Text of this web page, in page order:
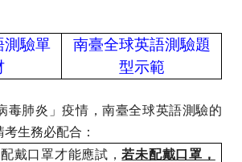
測驗單
南臺全球英語測驗題
型示範
毒肺炎」疫情，南臺全球英語測驗的
生務必配合：
戴口罩才能應試，若未配戴口罩，